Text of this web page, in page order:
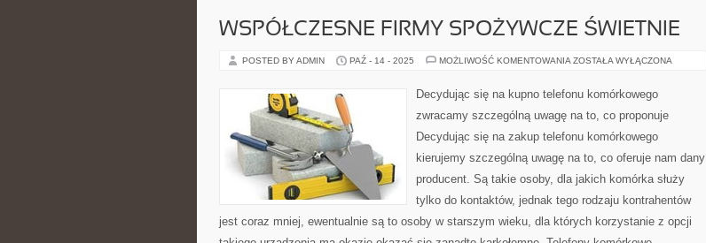
WSPÓŁCZESNE FIRMY SPOŻYWCZE ŚWIETNIE
POSTED BY ADMIN PAŹ - 14 - 2025 MOŻLIWOŚĆ KOMENTOWANIA WSPÓŁCZESNE
ŚWIETNIE
ZOSTAŁA WYŁĄCZONA
Decydując się na kupno telefonu komórkowego
zwracamy szczególną uwagę na to, co proponuje
Decydując się na zakup telefonu komórkowego
kierujemy szczególną uwagę na to, co oferuje nam dany
producent. Są takie osoby, dla jakich komórka służy
tylko do kontaktów, jednak tego rodzaju kontrahentów
jest coraz mniej, ewentualnie są to osoby w starszym wieku, dla których korzystanie z opcji